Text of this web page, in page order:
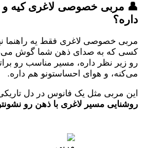
👤 مربی خصوصی لاغری کیه و
داره؟
مربی خصوصی لاغری فقط یه راهنما
کسی که به صدای ذهن شما گوش
رو زیر نظر داره، مسیر مناسب رو
می‌کنه، و هوای احساستونو هم داره.
این مربی مثل یک فانوس در دل
روشنایی مسیر لاغری با ذهن رو